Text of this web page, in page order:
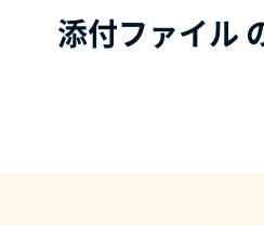
添付ファイル